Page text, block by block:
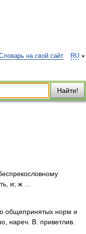
RU
на свой сайт
Найти!
и; ж …
общепринятых норм и
нареч. В. приветлив.